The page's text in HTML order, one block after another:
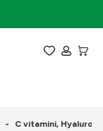
Favorilerim
Hesabım
- C vitamini,